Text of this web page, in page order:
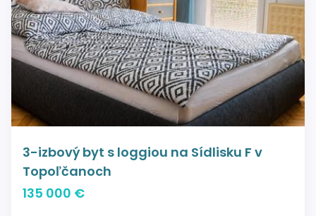
3-izbový byt s loggiou na Sídlisku F v
Topoľčanoch
135 000 €